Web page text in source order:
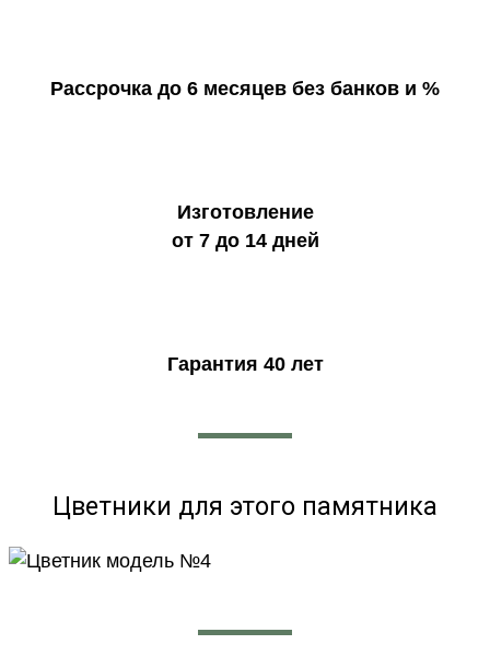
Рассрочка до 6 месяцев без банков и %
Изготовление
от 7 до 14 дней
Гарантия 40 лет
Цветники для этого памятника